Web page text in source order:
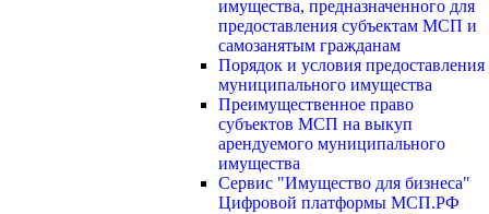
имущества, предназначенного для
предоставления субъектам МСП и
самозанятым гражданам
Порядок и условия предоставления
муниципального имущества
Преимущественное право
субъектов МСП на выкуп
арендуемого муниципального
имущества
Сервис "Имущество для бизнеса"
Цифровой платформы МСП.РФ